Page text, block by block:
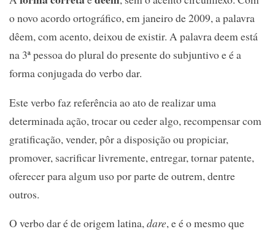
o novo acordo ortográfico, em janeiro de 2009, a palavra
dêem, com acento, deixou de existir. A palavra deem está
na 3ª pessoa do plural do presente do subjuntivo e é a
forma conjugada do verbo dar.
Este verbo faz referência ao ato de realizar uma
determinada ação, trocar ou ceder algo, recompensar com
gratificação, vender, pôr a disposição ou propiciar,
promover, sacrificar livremente, entregar, tornar patente,
oferecer para algum uso por parte de outrem, dentre
outros.
O verbo dar é de origem latina,dare, e é o mesmo que